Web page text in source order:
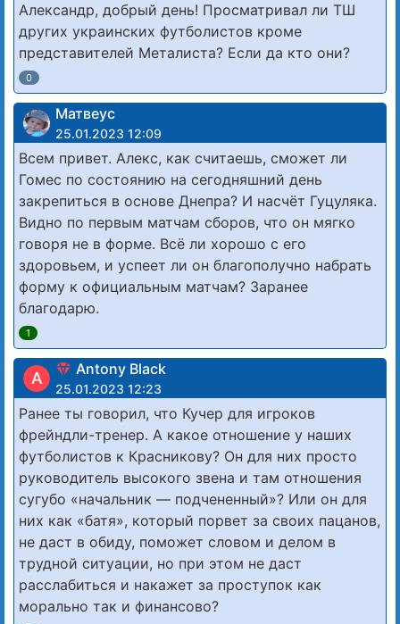
Александр, добрый день! Просматривал ли ТШ
других украинских футболистов кроме
представителей Металиста? Если да кто они?
0
Матвеус
25.01.2023 12:09
Всем привет. Алекс, как считаешь, сможет ли
Гомес по состоянию на сегодняшний день
закрепиться в основе Днепра? И насчёт Гуцуляка.
Видно по первым матчам сборов, что он мягко
говоря не в форме. Всё ли хорошо с его
здоровьем, и успеет ли он благополучно набрать
форму к официальным матчам? Заранее
благодарю.
1
A Antony Black
25.01.2023 12:23
Ранее ты говорил, что Кучер для игроков
фрейндли-тренер. А какое отношение у наших
футболистов к Красникову? Он для них просто
руководитель высокого звена и там отношения
сугубо «начальник — подчененный»? Или он для
них как «батя», который порвет за своих пацанов,
не даст в обиду, поможет словом и делом в
трудной ситуации, но при этом не даст
расслабиться и накажет за проступок как
морально так и финансово?